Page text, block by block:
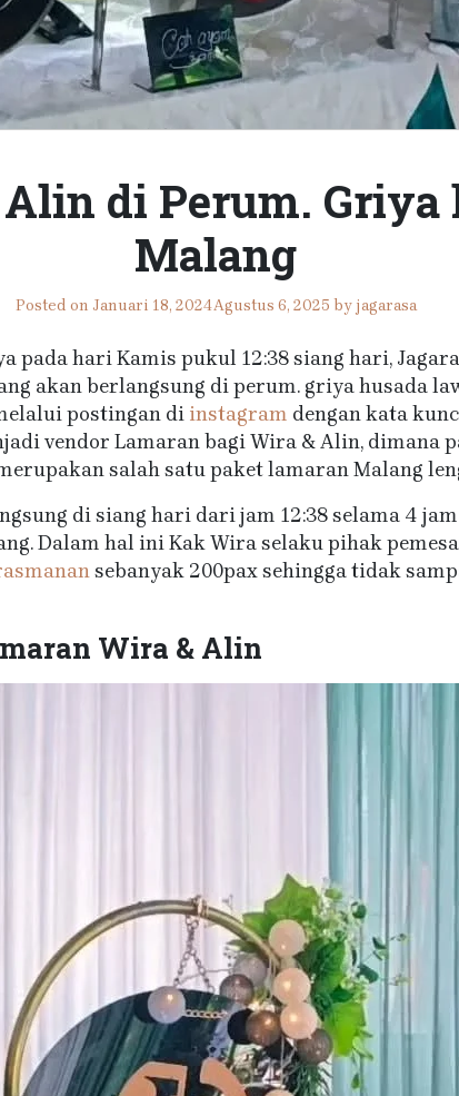
di Perum. Griya
Malang
Posted on Januari 18, 2024Agustus 6, 2025 by jagarasa
pada hari Kamis pukul 12:38 siang hari,
akan berlangsung di perum. griya husada
postingan di instagram dengan kata
vendor Lamaran bagi Wira & Alin, dimana
salah satu paket lamaran Malang
di siang hari dari jam 12:38 selama 4
Dalam hal ini Kak Wira selaku pihak
sebanyak 200pax sehingga tidak
Wira & Alin